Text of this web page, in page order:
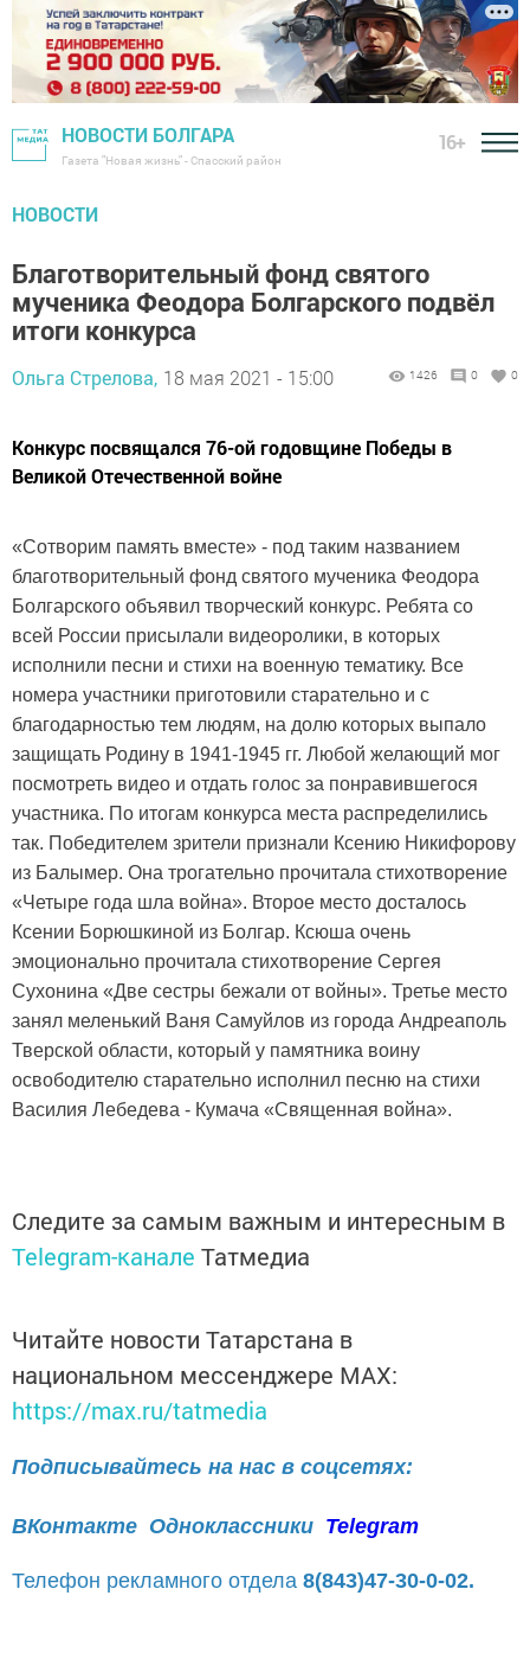
НОВОСТИ БОЛГАРА
Газета "Новая жизнь" - Спасский район
16+
НОВОСТИ
Благотворительный фонд святого
мученика Феодора Болгарского подвёл
итоги конкурса
Ольга Стрелова, 18 мая 2021 - 15:00 1426 0 0
Конкурс посвящался 76-ой годовщине Победы в
Великой Отечественной войне
«Сотворим память вместе» - под таким названием
благотворительный фонд святого мученика Феодора
Болгарского объявил творческий конкурс. Ребята со
всей России присылали видеоролики, в которых
исполнили песни и стихи на военную тематику. Все
номера участники приготовили старательно и с
благодарностью тем людям, на долю которых выпало
защищать Родину в 1941-1945 гг. Любой желающий мог
посмотреть видео и отдать голос за понравившегося
участника. По итогам конкурса места распределились
так. Победителем зрители признали Ксению Никифорову
из Балымер. Она трогательно прочитала стихотворение
«Четыре года шла война». Второе место досталось
Ксении Борюшкиной из Болгар. Ксюша очень
эмоционально прочитала стихотворение Сергея
Сухонина «Две сестры бежали от войны». Третье место
занял меленький Ваня Самуйлов из города Андреаполь
Тверской области, который у памятника воину
освободителю старательно исполнил песню на стихи
Василия Лебедева - Кумача «Священная война».
Следите за самым важным и интересным в
Telegram-канале Татмедиа
Читайте новости Татарстана в
национальном мессенджере MАХ:
https://max.ru/tatmedia
Подписывайтесь на нас в соцсетях:
ВКонтакте Одноклассники Telegram
Телефон рекламного отдела 8(843)47-30-0-02.